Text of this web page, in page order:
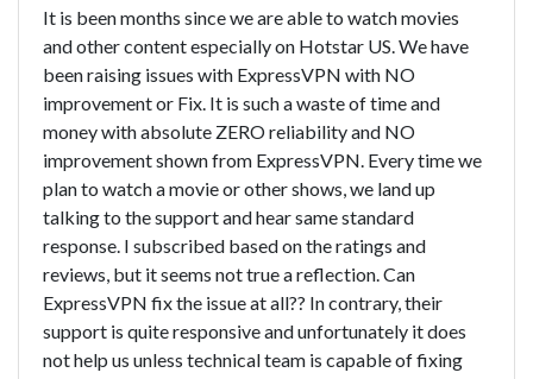
It is been months since we are able to watch movies
and other content especially on Hotstar US. We have
been raising issues with ExpressVPN with NO
improvement or Fix. It is such a waste of time and
money with absolute ZERO reliability and NO
improvement shown from ExpressVPN. Every time we
plan to watch a movie or other shows, we land up
talking to the support and hear same standard
response. I subscribed based on the ratings and
reviews, but it seems not true a reflection. Can
ExpressVPN fix the issue at all?? In contrary, their
support is quite responsive and unfortunately it does
not help us unless technical team is capable of fixing